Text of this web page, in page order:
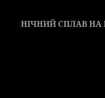
НІЧНИЙ СПЛАВ НА